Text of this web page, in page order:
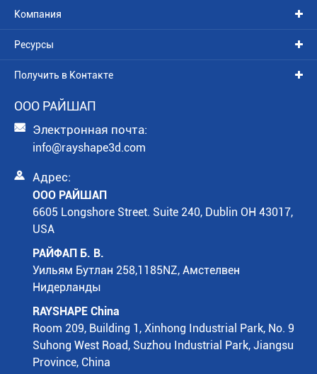
Компания
Ресурсы
Получить в Контакте
ООО РАЙШАП
 Электронная почта:
info@rayshape3d.com
 Адрес:
ООО РАЙШАП
6605 Longshore Street. Suite 240, Dublin OH 43017,
USA
РАЙФАП Б. В.
Уильям Бутлан 258,1185NZ, Амстелвен
Нидерланды
RAYSHAPE China
Room 209, Building 1, Xinhong Industrial Park, No. 9
Suhong West Road, Suzhou Industrial Park, Jiangsu
Province, China